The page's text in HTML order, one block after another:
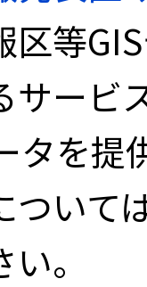
区等
サービ
タを提
ついて
。